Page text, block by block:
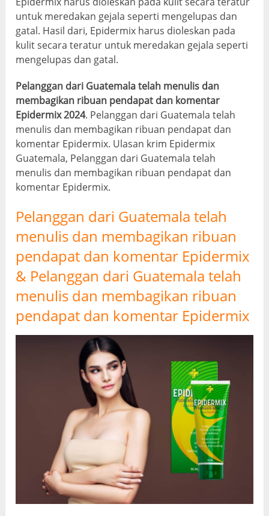
untuk meredakan gejala seperti mengelupas dan
gatal. Hasil dari, Epidermix harus dioleskan pada
kulit secara teratur untuk meredakan gejala seperti
mengelupas dan gatal.
Pelanggan dari Guatemala telah menulis dan
membagikan ribuan pendapat dan komentar
Epidermix 2024. Pelanggan dari Guatemala telah
menulis dan membagikan ribuan pendapat dan
komentar Epidermix. Ulasan krim Epidermix
Guatemala, Pelanggan dari Guatemala telah
menulis dan membagikan ribuan pendapat dan
komentar Epidermix.
Pelanggan dari Guatemala telah
menulis dan membagikan ribuan
pendapat dan komentar Epidermix
& Pelanggan dari Guatemala telah
menulis dan membagikan ribuan
pendapat dan komentar Epidermix